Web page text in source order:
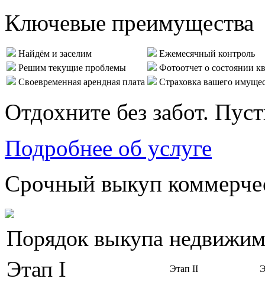
Ключевые преимущества
Найдём и заселим
Ежемесячный контроль
Решим текущие проблемы
Фотоотчет о состоянии
Своевременная арендная плата
Страховка вашего
Отдохните без забот.
Подробнее об услуге
Срочный выкуп
Порядок выкупа
Этап I
Этап II